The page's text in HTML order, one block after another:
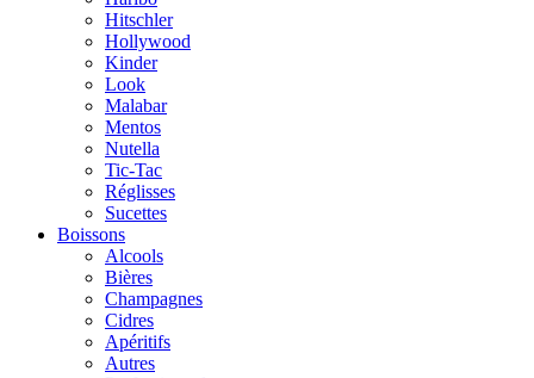
Hitschler
Hollywood
Kinder
Look
Malabar
Mentos
Nutella
Tic-Tac
Réglisses
Sucettes
Boissons
Alcools
Bières
Champagnes
Cidres
Apéritifs
Autres